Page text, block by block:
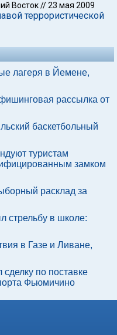
Восток//23 мая 2009
террористической
лагеря в Йемене,
рассылка от
баскетбольный
туристам
замком
расклад за
стрельбу в школе:
в Газе и Ливане,
по поставке
Фьюмичино